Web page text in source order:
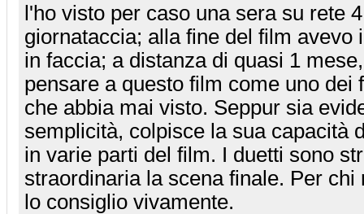
l'ho visto per caso una sera su rete
giornataccia; alla fine del film avevo
in faccia; a distanza di quasi 1
pensare a questo film come uno dei
che abbia mai visto. Seppur sia
semplicità, colpisce la sua capacità
in varie parti del film. I duetti sono
straordinaria la scena finale. Per chi
lo consiglio vivamente.